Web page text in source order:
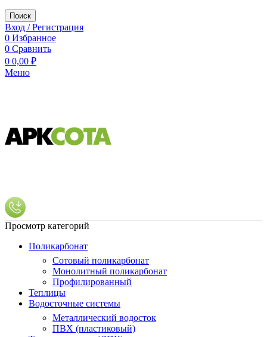
Поиск
Вход / Регистрация
0 Избранное
0 Сравнить
0 0,00 ₽
Меню
Просмотр категорий
Поликарбонат
Сотовый поликарбонат
Монолитный поликарбонат
Профилированный
Теплицы
Водосточные системы
Металлический водосток
ПВХ (пластиковый)